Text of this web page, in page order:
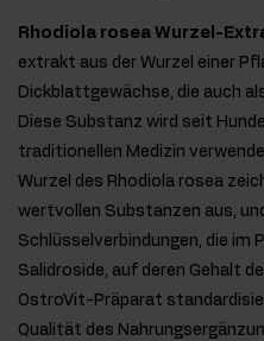
Rhodiola rosea Wurzel-
extrakt aus der Wurzel einer
Dickblattgewächse, die auch
Diese Substanz wird seit
traditionellen Medizin
Wurzel des Rhodiola rosea
wertvollen Substanzen aus,
Schlüsselverbindungen, die im
Salidroside, auf deren Gehalt
OstroVit-Präparat
Qualität des